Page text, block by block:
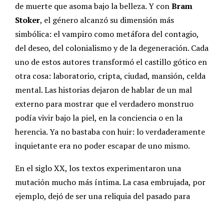
de muerte que asoma bajo la belleza. Y conBram
Stoker, el género alcanzó su dimensión más
simbólica: el vampiro como metáfora del contagio,
del deseo, del colonialismo y de la degeneración. Cada
uno de estos autores transformó el castillo gótico en
otra cosa: laboratorio, cripta, ciudad, mansión, celda
mental. Las historias dejaron de hablar de un mal
externo para mostrar que el verdadero monstruo
podía vivir bajo la piel, en la conciencia o en la
herencia.Ya no bastaba con huir: lo verdaderamente
inquietante era no poder escapar de uno mismo.
En el siglo XX, los textos experimentaron una
mutación mucho más íntima. La casa embrujada, por
ejemplo, dejó de ser una reliquia del pasado para